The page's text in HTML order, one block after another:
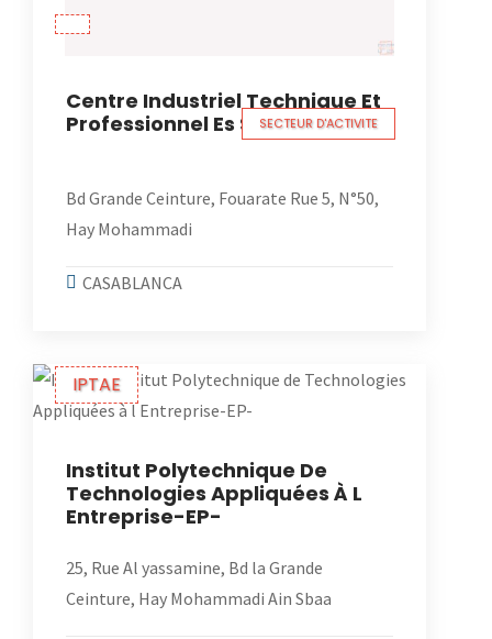
Centre Industriel Technique Et
Professionnel Es Salam
Bd Grande Ceinture, Fouarate Rue 5, N°50,
Hay Mohammadi
CASABLANCA
IPTAE
SECTEUR D'ACTIVITE
Institut Polytechnique De
Technologies Appliquées À L
Entreprise-EP-
25, Rue Al yassamine, Bd la Grande
Ceinture, Hay Mohammadi Ain Sbaa